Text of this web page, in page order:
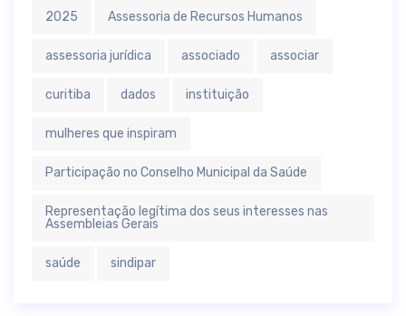
2025 Assessoria de Recursos Humanos
assessoria jurídica associado associar
curitiba dados instituição
mulheres que inspiram
Participação no Conselho Municipal da Saúde
Representação legítima dos seus interesses nas
Assembleias Gerais
saúde sindipar